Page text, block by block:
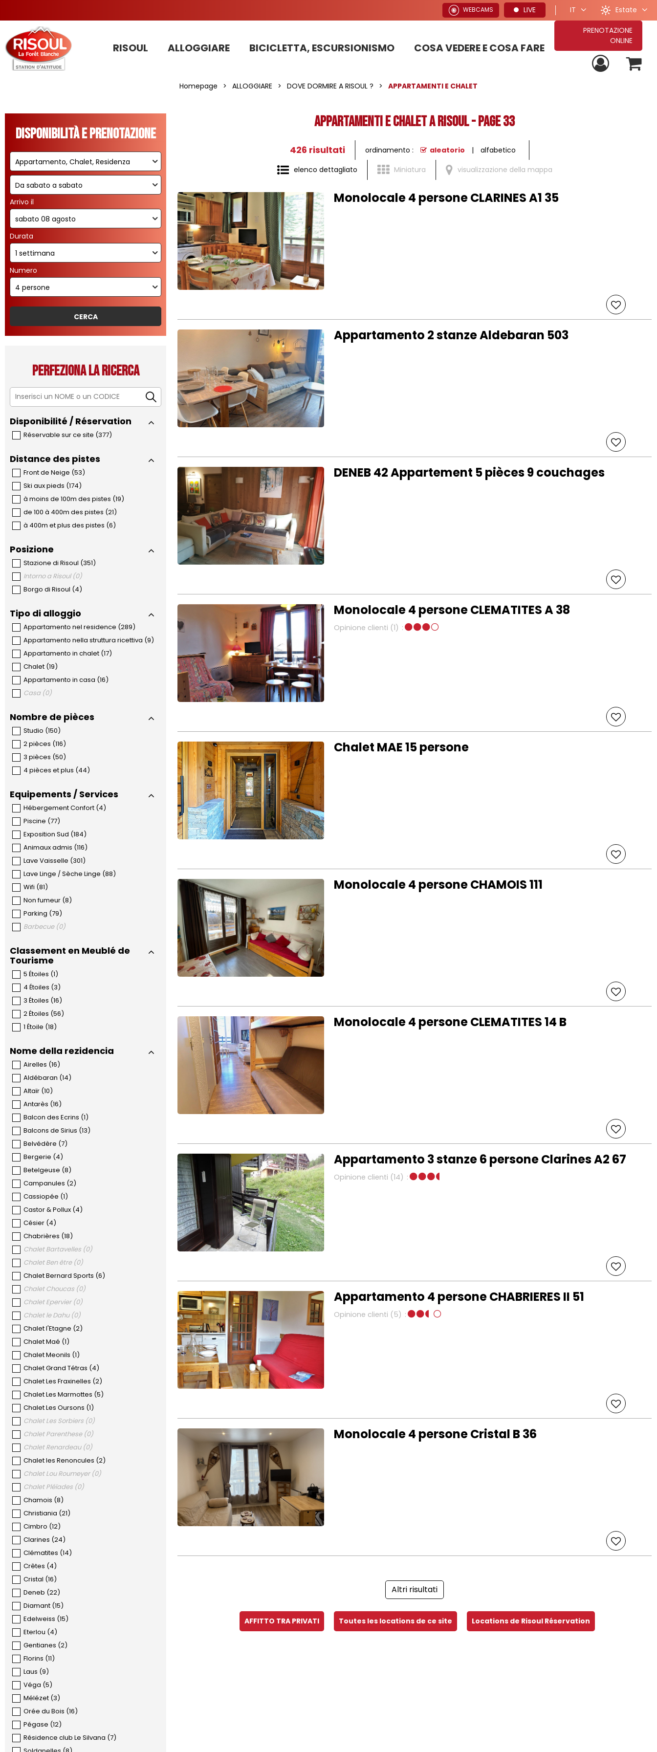
WEBCAMS LIVE IT Estate
RISOUL ALLOGGIARE BICICLETTA, ESCURSIONISMO COSA VEDERE E COSA FARE
PRENOTAZIONE
ONLINE
Homepage > ALLOGGIARE > DOVE DORMIRE A RISOUL ? > APPARTAMENTI E CHALET
Disponibilità e prenotazione
Arrivo il
Durata
Numero
Perfeziona la ricerca
Disponibilité / Réservation
Réservable sur ce site (377)
Distance des pistes
Front de Neige (53)
Ski aux pieds (174)
à moins de 100m des pistes (19)
de 100 à 400m des pistes (21)
à 400m et plus des pistes (6)
Posizione
Stazione di Risoul (351)
Intorno a Risoul (0)
Borgo di Risoul (4)
Tipo di alloggio
Appartamento nel residence (289)
Appartamento nella struttura ricettiva (9)
Appartamento in chalet (17)
Chalet (19)
Appartamento in casa (16)
Casa (0)
Nombre de pièces
Studio (150)
2 pièces (116)
3 pièces (50)
4 pièces et plus (44)
Equipements / Services
Hébergement Confort (4)
Piscine (77)
Exposition Sud (184)
Animaux admis (116)
Lave Vaisselle (301)
Lave Linge / Sèche Linge (88)
Wifi (81)
Non fumeur (8)
Parking (79)
Barbecue (0)
Classement en Meublé de
Tourisme
5 Étoiles (1)
4 Étoiles (3)
3 Étoiles (16)
2 Étoiles (56)
1 Étoile (18)
Nome della rezidencia
Airelles (16)
Aldébaran (14)
Altaïr (10)
Antarès (16)
Balcon des Ecrins (1)
Balcons de Sirius (13)
Belvédère (7)
Bergerie (4)
Betelgeuse (8)
Campanules (2)
Cassiopée (1)
Castor & Pollux (4)
Césier (4)
Chabrières (18)
Chalet Bartavelles (0)
Chalet Ben être (0)
Chalet Bernard Sports (6)
Chalet Choucas (0)
Chalet Epervier (0)
Chalet le Dahu (0)
Chalet l'Etagne (2)
Chalet Maé (1)
Chalet Meonils (1)
Chalet Grand Tétras (4)
Chalet Les Fraxinelles (2)
Chalet Les Marmottes (5)
Chalet Les Oursons (1)
Chalet Les Sorbiers (0)
Chalet Parenthese (0)
Chalet Renardeau (0)
Chalet les Renoncules (2)
Chalet Lou Roumeyer (0)
Chalet Pléïades (0)
Chamois (8)
Christiania (21)
Cimbro (12)
Clarines (24)
Clématites (14)
Crêtes (4)
Cristal (16)
Deneb (22)
Diamant (15)
Edelweiss (15)
Eterlou (4)
Gentianes (2)
Florins (11)
Laus (9)
Véga (5)
Mélézet (3)
Orée du Bois (16)
Pégase (12)
Résidence club Le Silvana (7)
APPARTAMENTI E CHALET A RISOUL - Page 33
elenco dettagliato Miniatura visualizzazione della mappa
426 risultati ordinamento : aleatorio alfabetico
Monolocale 4 persone CLARINES A1 35
Appartamento 2 stanze Aldebaran 503
DENEB 42 Appartement 5 pièces 9 couchages
Monolocale 4 persone CLEMATITES A 38
Opinione clienti (1)
Chalet MAE 15 persone
Monolocale 4 persone CHAMOIS 111
Monolocale 4 persone CLEMATITES 14 B
Appartamento 3 stanze 6 persone Clarines A2 67
Opinione clienti (14)
Appartamento 4 persone CHABRIERES II 51
Opinione clienti (5)
Monolocale 4 persone Cristal B 36
Altri risultati
AFFITTO TRA PRIVATI Toutes les locations de ce site Locations de Risoul Réservation